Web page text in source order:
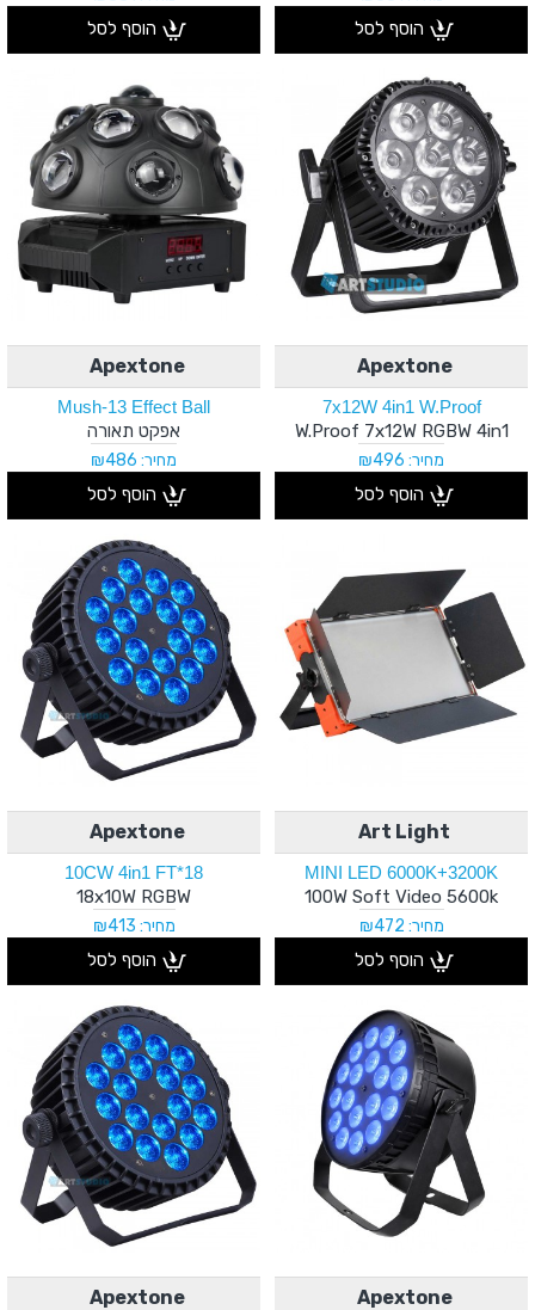
הוסף לסל הוסף לסל
Apextone
7x12W 4in1 W.Proof
W.proof 7x12W RGBW 4in1
מחיר: ₪496
הוסף לסל
Apextone
Mush-13 Effect Ball
אפקט תאורה
מחיר: ₪486
הוסף לסל
Art Light
MINI LED 6000K+3200K
100W Soft Video 5600k
מחיר: ₪472
הוסף לסל
Apextone
18*10CW 4in1 FT
18x10W RGBW
מחיר: ₪413
הוסף לסל
Apextone
Apextone